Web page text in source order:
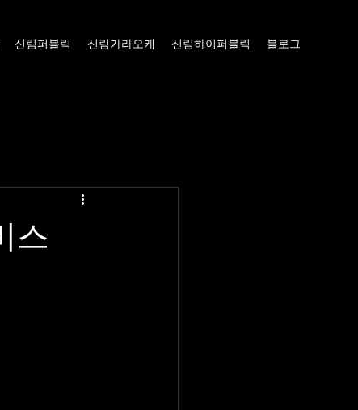
신림퍼블릭 신림가라오케 신림하이퍼블릭 블로그
스